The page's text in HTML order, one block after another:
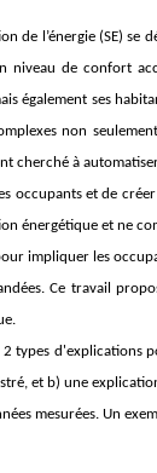
de l’énergie (SE)
de confort
également ses
non
à
occupants et de
énergétique et ne
impliquer les
Ce travail
d'explications
et b) une
mesurées. Un